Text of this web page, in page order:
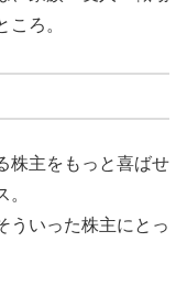
ろ。
株主をもっと喜ばせ
ういった株主にとっ